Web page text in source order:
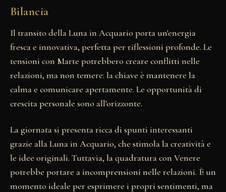
Bilancia
Il transito della Luna in Acquario porta un'energia
fresca e innovativa, perfetta per riflessioni profonde. Le
tensioni con Marte potrebbero creare conflitti nelle
relazioni, ma non temere: la chiave è mantenere la
calma e comunicare apertamente. Le opportunità di
crescita personale sono all'orizzonte.
La giornata si presenta ricca di spunti interessanti
grazie alla Luna in Acquario, che stimola la creatività e
le idee originali. Tuttavia, la quadratura con Venere
potrebbe portare a incomprensioni nelle relazioni. È un
momento ideale per esprimere i propri sentimenti, ma